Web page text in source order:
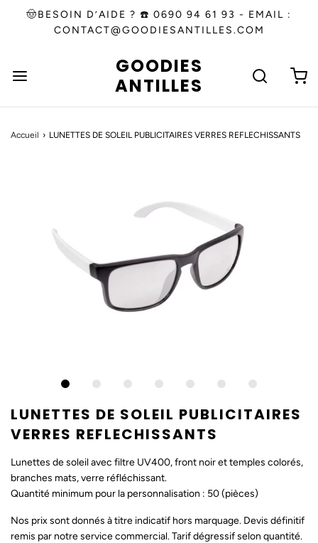
🤠BESOIN D’AIDE ? ☎️ 0690 94 61 93 - EMAIL :
CONTACT@GOODIESANTILLES.COM
GOODIES
ANTILLES
Accueil › LUNETTES DE SOLEIL PUBLICITAIRES VERRES REFLECHISSANTS
LUNETTES DE SOLEIL PUBLICITAIRES
VERRES REFLECHISSANTS
Lunettes de soleil avec filtre UV400, front noir et temples colorés,
branches mats, verre réfléchissant.
Quantité minimum pour la personnalisation : 50 (pièces)
Nos prix sont donnés à titre indicatif hors marquage. Devis définitif
remis par notre service commercial. Tarif dégressif selon quantité.